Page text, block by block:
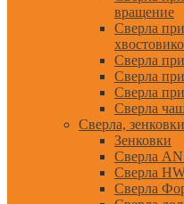
вращение
Сверла
Сверла
Сверла
Сверла
Сверла
Сверла, зенковки
Зенковки
Сверла
Сверла
Сверла